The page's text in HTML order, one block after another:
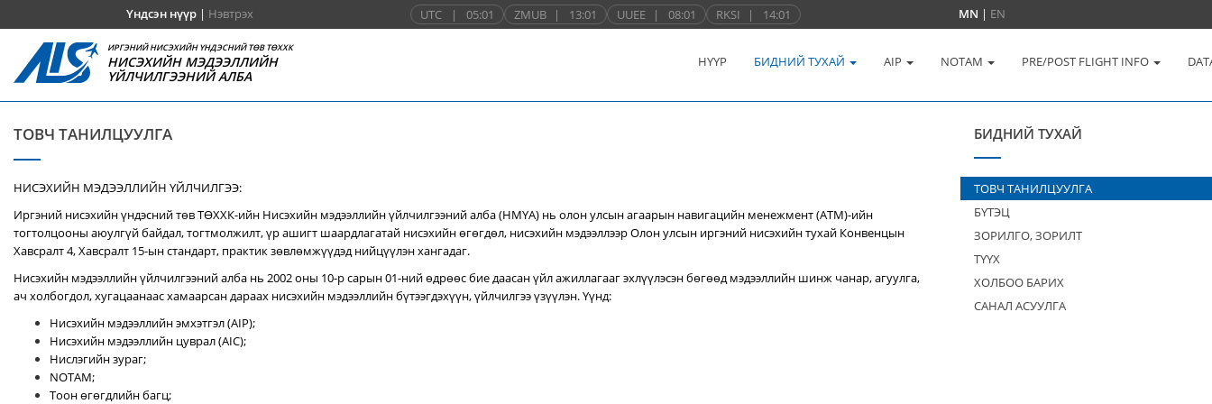
Үндсэн нүүр| Нэвтрэх UTC | 05:01 ZMUB | 13:01 UUEE | 08:01 RKSI | 14:01 MN | EN
ИРГЭНИЙ НИСЭХИЙН ҮНДЭСНИЙ ТӨВ ТӨХХК
НИСЭХИЙН МЭДЭЭЛЛИЙН
ҮЙЛЧИЛГЭЭНИЙ АЛБА
НҮҮР БИДНИЙ ТУХАЙ AIP NOTAM PRE/POST FLIGHT INFO
ТОВЧ ТАНИЛЦУУЛГА
НИСЭХИЙН МЭДЭЭЛЛИЙН ҮЙЛЧИЛГЭЭ:
Иргэний нисэхийн үндэсний төв ТӨХХК-ийн Нисэхийн мэдээллийн үйлчилгээний алба (НМҮА) нь олон улсын агаарын навигацийн менежмент (ATM)-ийн
тогтолцооны аюулгүй байдал, тогтмолжилт, үр ашигт шаардлагатай нисэхийн өгөгдөл, нисэхийн мэдээллээр Олон улсын иргэний нисэхийн тухай Конвенцын
Хавсралт 4, Хавсралт 15-ын стандарт, практик зөвлөмжүүдэд нийцүүлэн хангадаг.
Нисэхийн мэдээллийн үйлчилгээний алба нь 2002 оны 10-р сарын 01-ний өдрөөс бие даасан үйл ажиллагааг эхлүүлэсэн бөгөөд мэдээллийн шинж чанар, агуулга,
ач холбогдол, хугацаанаас хамаарсан дараах нисэхийн мэдээллийн бүтээгдэхүүн, үйлчилгээ үзүүлэн. Үүнд:
Нисэхийн мэдээллийн эмхэтгэл (AIP);
Нисэхийн мэдээллийн цуврал (AIC);
Нислэгийн зураг;
NOTAM;
Тоон өгөгдлийн багц;
БИДНИЙ ТУХАЙ
ТОВЧ ТАНИЛЦУУЛГА
БҮТЭЦ
ЗОРИЛГО, ЗОРИЛТ
ТҮҮХ
ХОЛБОО БАРИХ
САНАЛ АСУУЛГА